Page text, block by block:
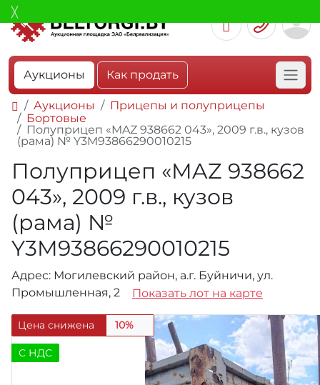
Аукционы Как продать
Аукционы
Прицепы и полуприцепы
Бортовые
Полуприцеп «MAZ 938662 043», 2009 г.в., кузов
(рама) № Y3M93866290010215
Полуприцеп «MAZ 938662
043», 2009 г.в., кузов
(рама) №
Y3M93866290010215
Адрес: Могилевский район, а.г. Буйничи, ул.
Промышленная, 2
Показать лот на карте
Цена снижена 10%
C НДС